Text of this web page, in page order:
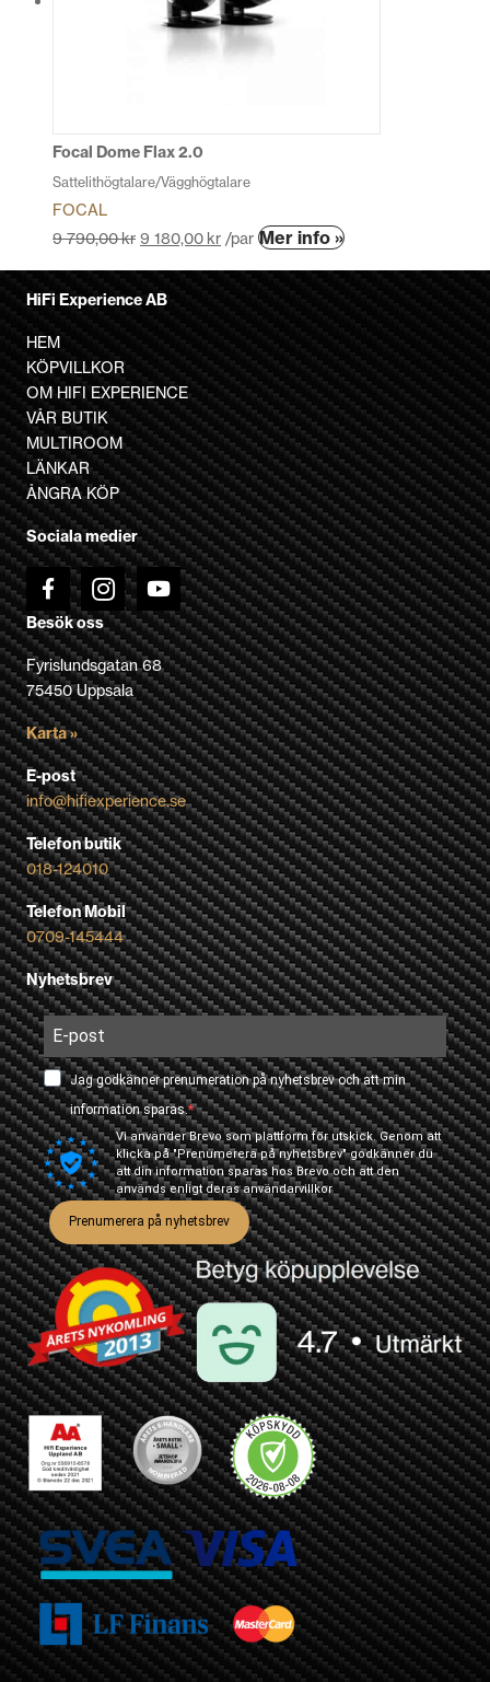
olika
Focal Dome Flax 2.0
Sattelithögtalare/Vägghögtalare
FOCAL
9 790,00kr 9 180,00 kr /par Mer info »Den
varianter.
De
olika
alternativen
kan
väljas
på
produktsidan
HiFi Experience AB
HEM
KÖPVILLKOR
OM HIFI EXPERIENCE
VÅR BUTIK
MULTIROOM
LÄNKAR
ÅNGRA KÖP
Sociala medier
Besök oss
Fyrislundsgatan 68
75450 Uppsala
Karta »
E-post
info@hifiexperience.se
Telefon butik
018-124010
Telefon Mobil
0709-145444
Nyhetsbrev
Jag godkänner prenumeration på nyhetsbrev och att min
information sparas.
Vi använder Brevo som plattform för utskick. Genom att
klicka på "Prenumerera på nyhetsbrev" godkänner du
att din information sparas hos Brevo och att den
används enligt derasanvändarvillkor
Prenumerera på nyhetsbrev